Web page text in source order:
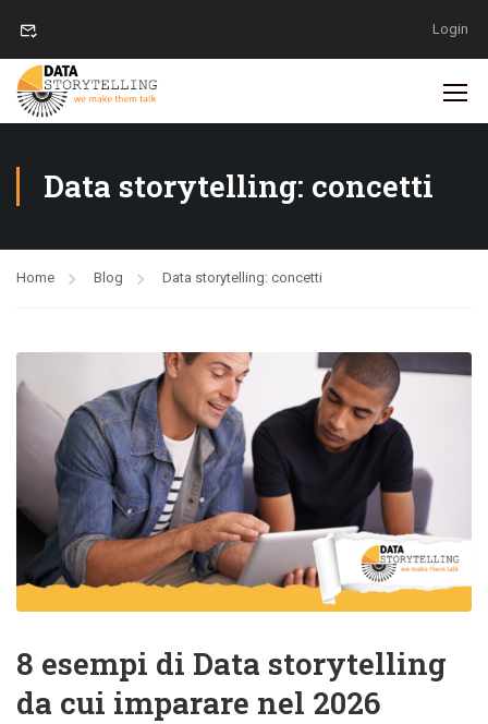
Login
Data storytelling: concetti
Home Blog Data storytelling: concetti
8 esempi di Data storytelling
da cui imparare nel 2026